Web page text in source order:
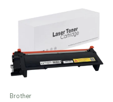
Brother